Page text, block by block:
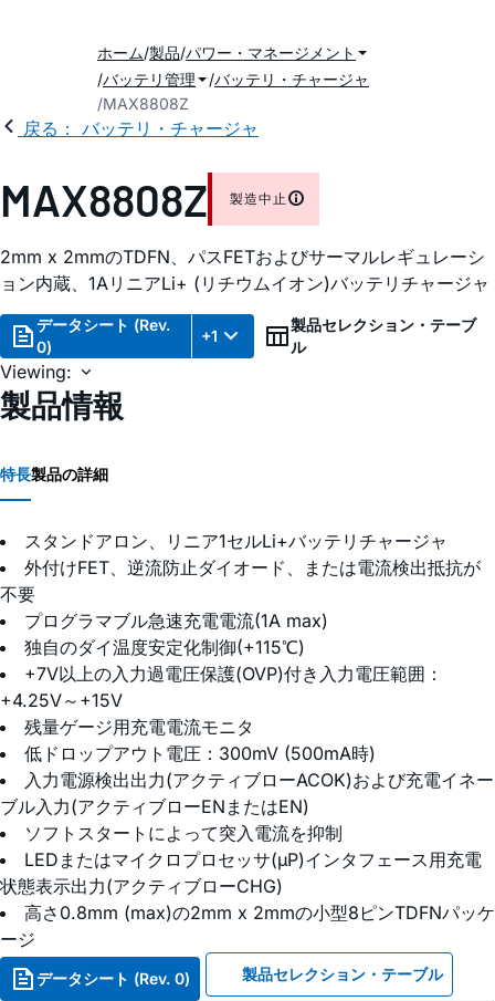
ホーム 製品 パワー・マネージメント
バッテリ管理
バッテリ・チャージャ
MAX8808Z
戻る： バッテリ・チャージャ
MAX8808Z 製造中止
2mm x 2mmのTDFN、パスFETおよびサーマルレギュレーシ
ョン内蔵、1AリニアLi+ (リチウムイオン)バッテリチャージャ
データシート (Rev.
0)
+1
製品セレクション・テーブ
ル
Viewing:
製品情報
特長製品の詳細
スタンドアロン、リニア1セルLi+バッテリチャージャ
外付けFET、逆流防止ダイオード、または電流検出抵抗が
不要
プログラマブル急速充電電流(1A max)
独自のダイ温度安定化制御(+115℃)
+7V以上の入力過電圧保護(OVP)付き入力電圧範囲：
+4.25V～+15V
残量ゲージ用充電電流モニタ
低ドロップアウト電圧：300mV (500mA時)
入力電源検出出力(アクティブローACOK)および充電イネー
ブル入力(アクティブローENまたはEN)
ソフトスタートによって突入電流を抑制
LEDまたはマイクロプロセッサ(µP)インタフェース用充電
状態表示出力(アクティブローCHG)
高さ0.8mm (max)の2mm x 2mmの小型8ピンTDFNパッケ
ージ
データシート (Rev. 0) 製品セレクション・テーブル